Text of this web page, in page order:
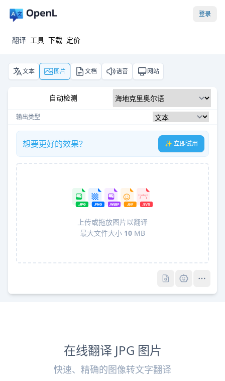
登录
翻译 工具 下载 定价
文本 图片 文档 语音 网站
自动检测
输出类型
想要更好的效果？ ✨ 立即试用
上传或拖放图片以翻译
最大文件大小 10 MB
在线翻译 JPG 图片
快速、精确的图像转文字翻译